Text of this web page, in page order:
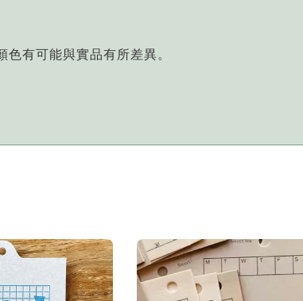
有可能與實品有所差異。